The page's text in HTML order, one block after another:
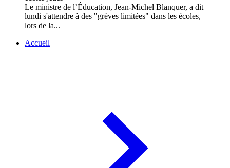
Le ministre de l’Éducation, Jean-Michel Blanquer, a dit
lundi s'attendre à des "grèves limitées" dans les écoles,
lors de la...
Accueil